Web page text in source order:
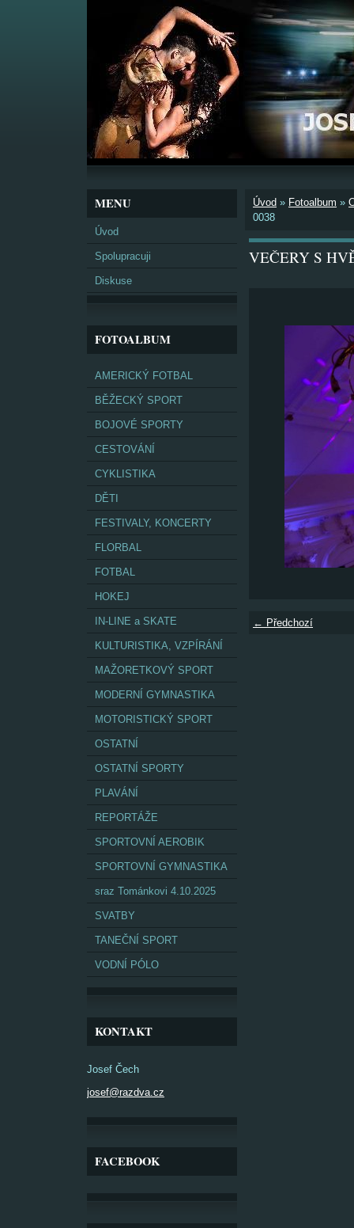
MENU
Úvod
Spolupracuji
Diskuse
FOTOALBUM
AMERICKÝ FOTBAL
BĚŽECKÝ SPORT
BOJOVÉ SPORTY
CESTOVÁNÍ
CYKLISTIKA
DĚTI
FESTIVALY, KONCERTY
FLORBAL
FOTBAL
HOKEJ
IN-LINE a SKATE
KULTURISTIKA, VZPÍRÁNÍ
MAŽORETKOVÝ SPORT
MODERNÍ GYMNASTIKA
MOTORISTICKÝ SPORT
OSTATNÍ
OSTATNÍ SPORTY
PLAVÁNÍ
REPORTÁŽE
SPORTOVNÍ AEROBIK
SPORTOVNÍ GYMNASTIKA
sraz Tománkovi 4.10.2025
SVATBY
TANEČNÍ SPORT
VODNÍ PÓLO
KONTAKT
Josef Čech
josef@razdva.cz
FACEBOOK
Úvod » Fotoalbum »
0038
VEČERY S
← Předchozí